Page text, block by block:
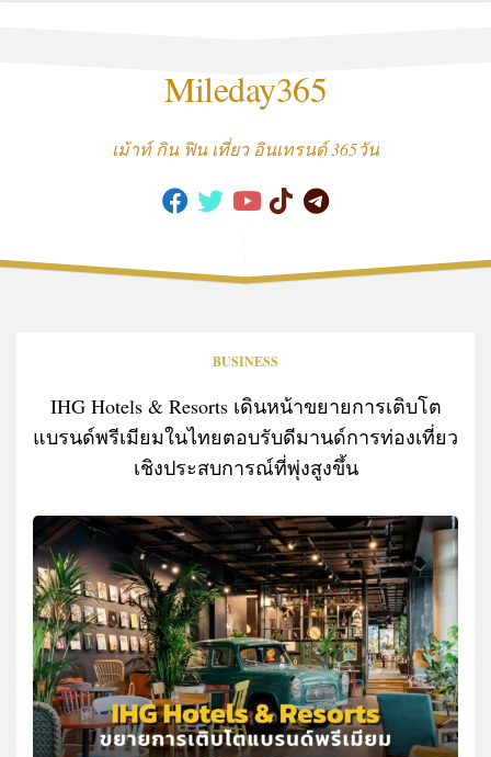
Mileday365
เม้าท์ กิน ฟิน เที่ยว อินเทรนด์ 365วัน
BUSINESS
IHG Hotels & Resorts เดินหน้าขยายการเติบโต
แบรนด์พรีเมียมในไทยตอบรับดีมานด์การท่องเที่ยว
เชิงประสบการณ์ที่พุ่งสูงขึ้น